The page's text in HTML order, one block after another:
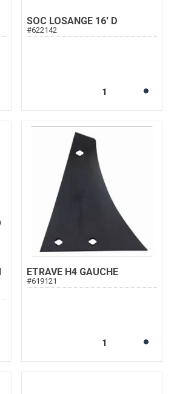
SOC LOSANGE 16' D
#622142
ETRAVE H4 GAUCHE
#619121